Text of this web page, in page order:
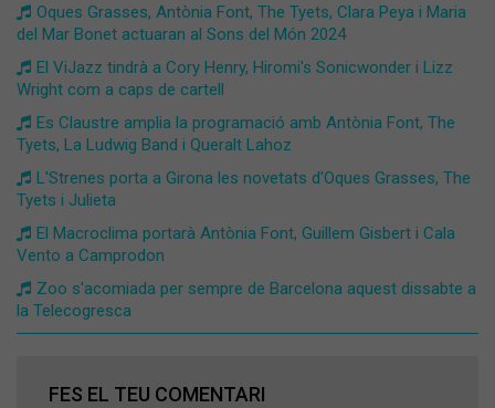
Oques Grasses, Antònia Font, The Tyets, Clara Peya i Maria
del Mar Bonet actuaran al Sons del Món 2024
El ViJazz tindrà a Cory Henry, Hiromi's Sonicwonder i Lizz
Wright com a caps de cartell
Es Claustre amplia la programació amb Antònia Font, The
Tyets, La Ludwig Band i Queralt Lahoz
L'Strenes porta a Girona les novetats d'Oques Grasses, The
Tyets i Julieta
El Macroclima portarà Antònia Font, Guillem Gisbert i Cala
Vento a Camprodon
Zoo s'acomiada per sempre de Barcelona aquest dissabte a
la Telecogresca
FES EL TEU COMENTARI